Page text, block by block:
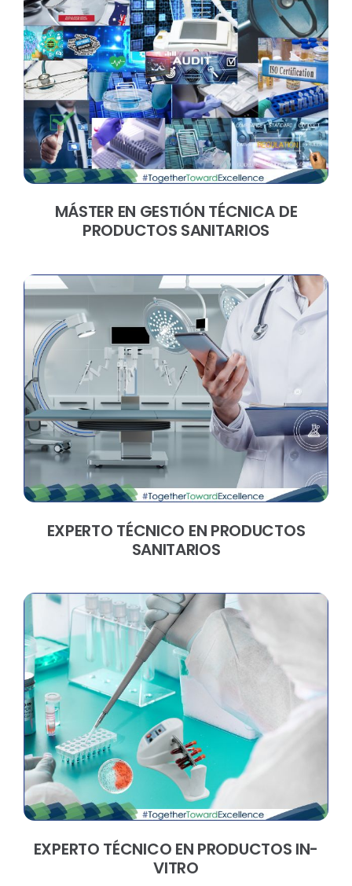
MÁSTER EN GESTIÓN TÉCNICA DE
PRODUCTOS SANITARIOS
EXPERTO TÉCNICO EN PRODUCTOS
SANITARIOS
EXPERTO TÉCNICO EN PRODUCTOS IN-
VITRO